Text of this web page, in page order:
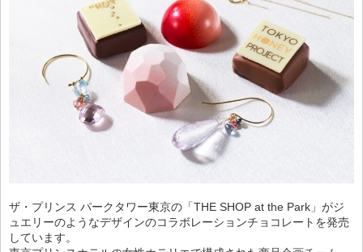
ザ・プリンス パークタワー東京の「THE SHOP at the Park」がジ
ュエリーのようなデザインのコラボレーションチョコレートを発売
しています。